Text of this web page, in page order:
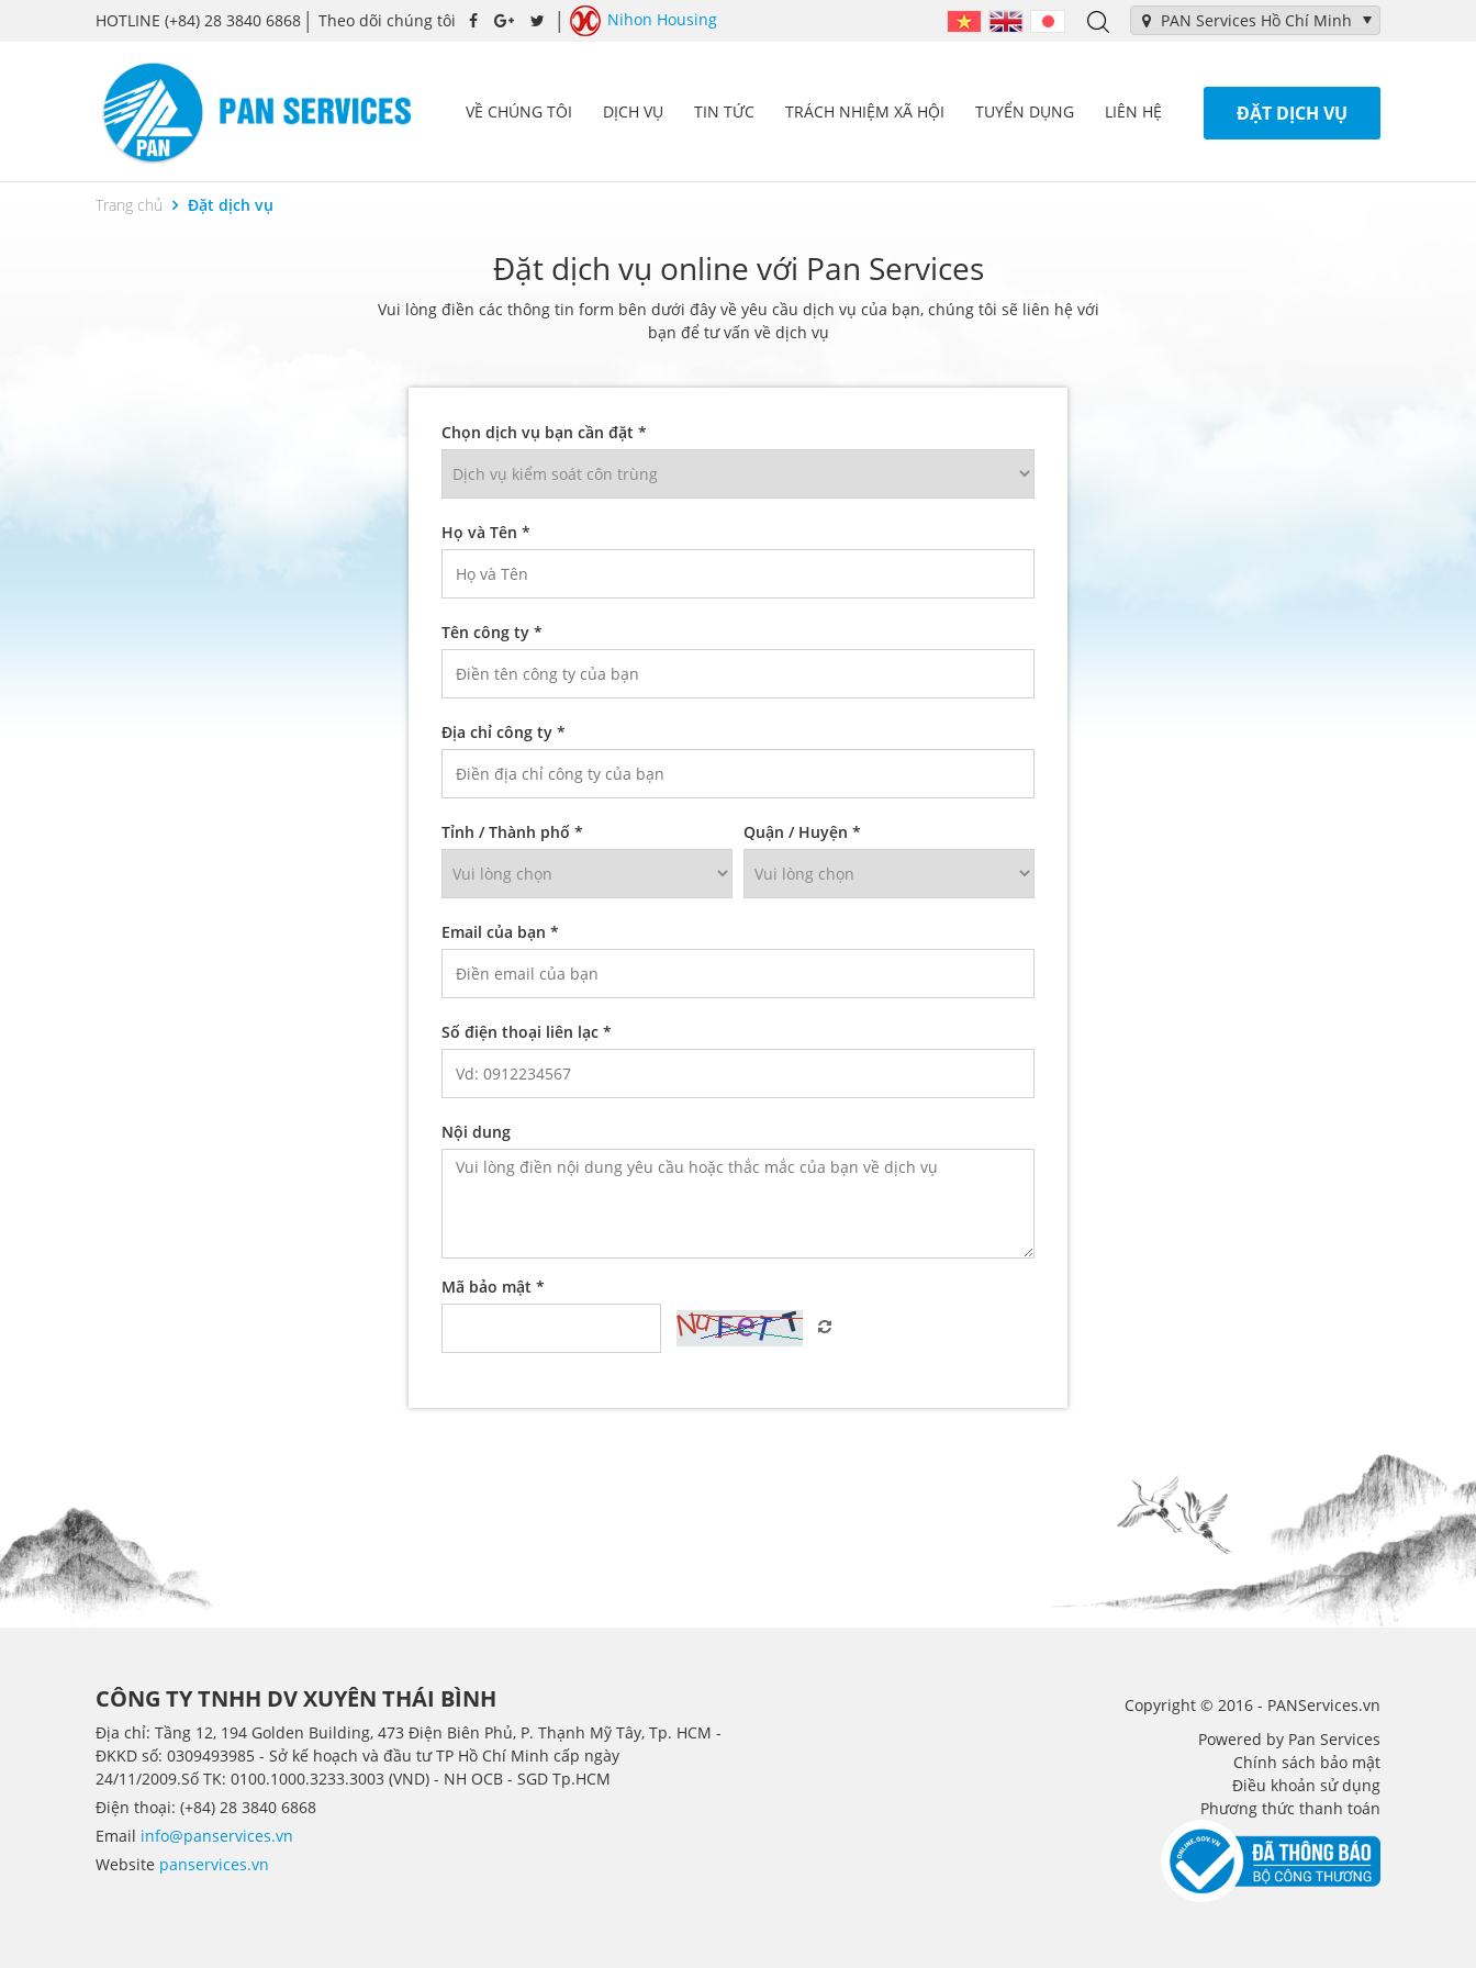
HOTLINE (+84) 28 3840 6868 Theo dõi chúng tôi Nihon Housing PAN Services Hồ Chí Minh
VỀ CHÚNG TÔI DỊCH VỤ TIN TỨC TRÁCH NHIỆM XÃ HỘI TUYỂN DỤNG LIÊN HỆ ĐẶT DỊCH VỤ
Trang chủ Đặt dịch vụ
Đặt dịch vụ online với Pan Services
Vui lòng điền các thông tin form bên dưới đây về yêu cầu dịch vụ của bạn, chúng tôi sẽ liên hệ với
bạn để tư vấn về dịch vụ
Chọn dịch vụ bạn cần đặt *
Họ và Tên *
Tên công ty *
Địa chỉ công ty *
Tỉnh / Thành phố * Quận / Huyện *
Email của bạn *
Số điện thoại liên lạc *
Nội dung
Mã bảo mật *
CÔNG TY TNHH DV XUYÊN THÁI BÌNH
Địa chỉ: Tầng 12, 194 Golden Building, 473 Điện Biên Phủ, P. Thạnh Mỹ Tây, Tp. HCM -
ÐKKD số: 0309493985 - Sở kế hoạch và đầu tư TP Hồ Chí Minh cấp ngày
24/11/2009.Số TK: 0100.1000.3233.3003 (VND) - NH OCB - SGD Tp.HCM
Điện thoại: (+84) 28 3840 6868
Email info@panservices.vn
Website panservices.vn
Copyright © 2016 - PANServices.vn
Powered by Pan Services
Chính sách bảo mật
Điều khoản sử dụng
Phương thức thanh toán